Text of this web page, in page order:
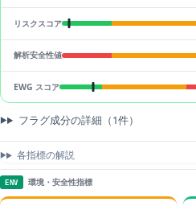
リスクスコア
解析安全性値
EWG スコア
フラグ成分の詳細（1件）
各指標の解説
ENV 環境・安全性指標